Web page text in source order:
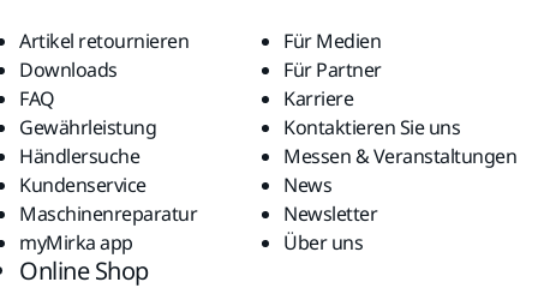
Artikel retournieren
Downloads
FAQ
Gewährleistung
Händlersuche
Kundenservice
Maschinenreparatur
myMirka app
Für Medien
Für Partner
Karriere
Kontaktieren Sie uns
Messen & Veranstaltungen
News
Newsletter
Über uns
Online Shop